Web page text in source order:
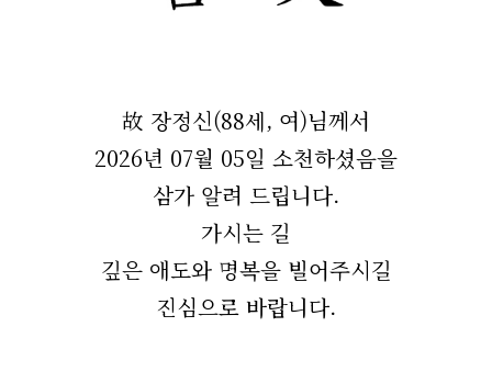
故 장정신(88세, 여)님께서
2026년 07월 05일 소천하셨음을
삼가 알려 드립니다.
가시는 길
깊은 애도와 명복을 빌어주시길
진심으로 바랍니다.